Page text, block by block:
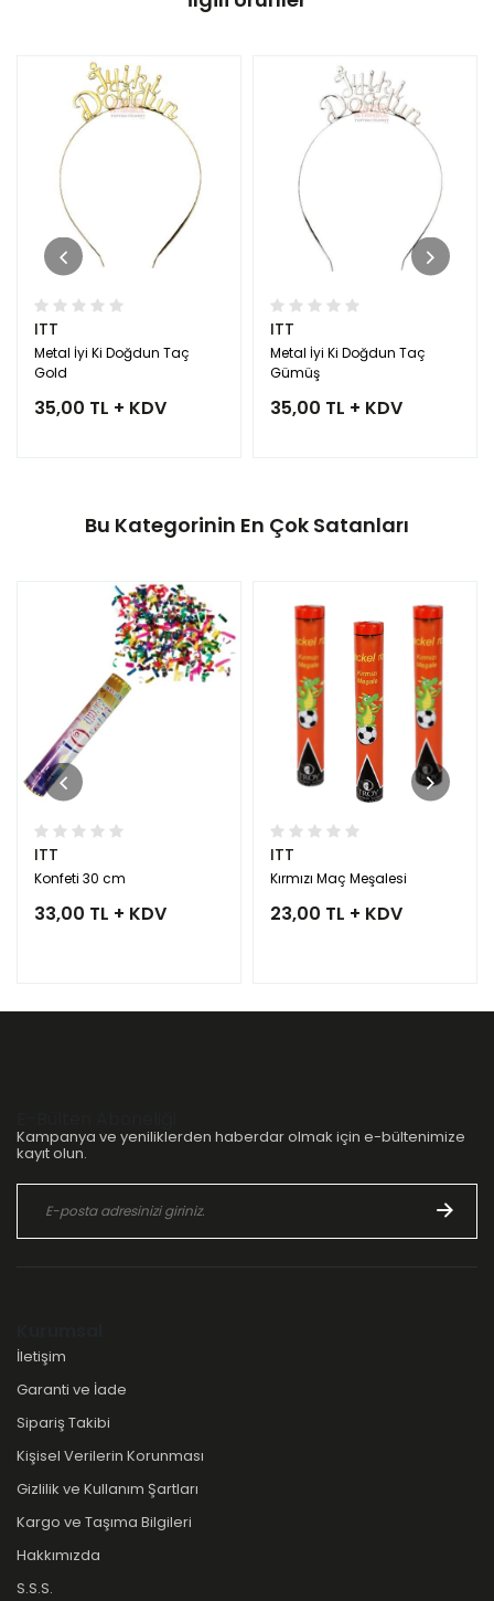
ITT
Metal İyi Ki Doğdun Taç
Gold
35,00 TL + KDV
ITT
Metal İyi Ki Doğdun Taç
Gümüş
35,00 TL + KDV
Bu Kategorinin En Çok Satanları
ITT
Konfeti 30 cm
33,00 TL + KDV
ITT
Kırmızı Maç Meşalesi
23,00 TL + KDV
Kampanya ve yeniliklerden haberdar olmak için e-bültenimize
kayıt olun.
İletişim
Garanti ve İade
Sipariş Takibi
Kişisel Verilerin Korunması
Gizlilik ve Kullanım Şartları
Kargo ve Taşıma Bilgileri
Hakkımızda
S.S.S.